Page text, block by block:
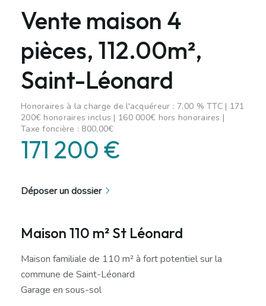
Vente maison 4
pièces, 112.00m²,
Saint-Léonard
Honoraires à la charge de l'acquéreur : 7,00 % TTC | 171
200€ honoraires inclus | 160 000€ hors honoraires |
Taxe foncière : 800,00€
171 200 €
Déposer un dossier
Maison 110 m² St Léonard
Maison familiale de 110 m² à fort potentiel sur la
commune de Saint-Léonard
Garage en sous-sol